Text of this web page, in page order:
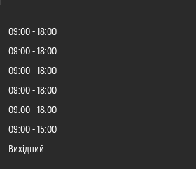
09:00
18:00
09:00
18:00
09:00
18:00
09:00
18:00
09:00
18:00
09:00
15:00
Вихідний